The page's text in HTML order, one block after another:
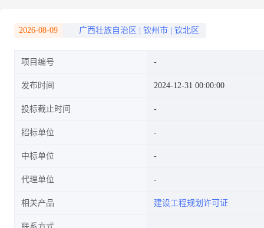
2026-08-09 广西壮族自治区 钦州市 钦北区
项目编号
发布时间 2024-12-31 00:00:00
投标截止时间
招标单位
中标单位
代理单位
相关产品 建设工程规划许可证